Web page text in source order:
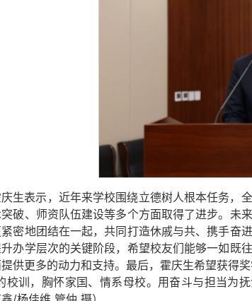
生表示，近年来学校围绕立德树人根本任务，
破、师资队伍建设等多个方面取得了进步。未
密地团结在一起，共同打造休戚与共、携手奋
办学层次的关键阶段，希望校友们能够一如既
供更多的动力和支持。最后，霍庆生希望获得
校训，胸怀家国、情系母校。用奋斗与担当为